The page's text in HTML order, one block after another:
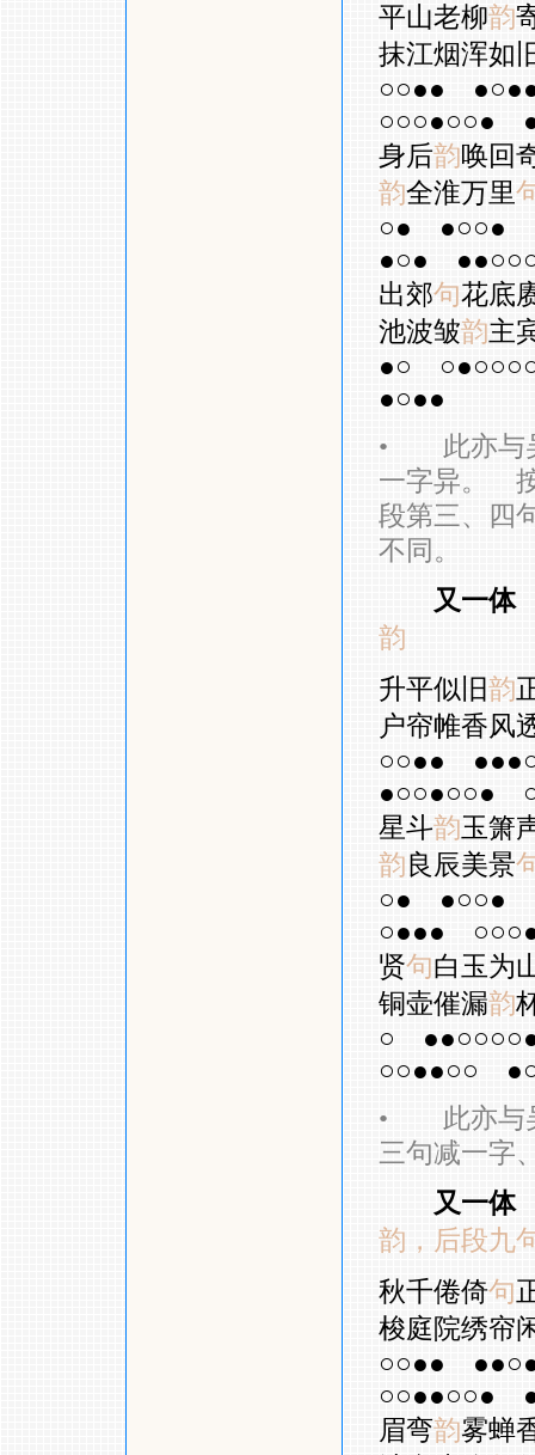
平山老柳韵
抹江烟浑如
○○●●
○○○●○○●
身后韵唤回
韵全淮万里
○●
●○○●
●○●
出郊句花底
池波皱韵主
●○
●○●●
• 此亦与吴
一字异。
段第三、四
不同。
又一体
韵
升平似旧韵
户帘帷香风
○○●●
●○○●○○●
星斗韵玉箫
韵良辰美景
○●
●○○●
○●●●
贤句白玉为
铜壶催漏韵
○
○○●●○○
• 此亦与吴
三句减一字
又一体
韵，后段九
秋千倦倚句
梭庭院绣帘
○○●●
○○●●○○●
眉弯韵雾蝉